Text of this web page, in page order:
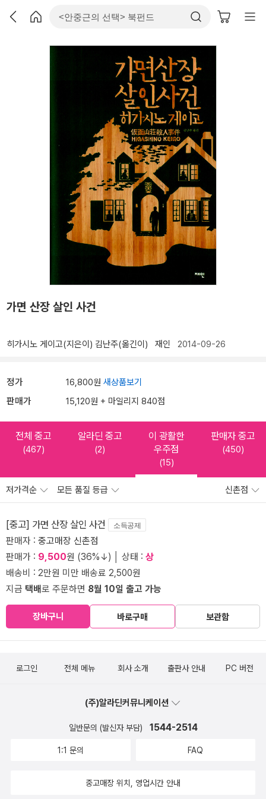
가면 산장 살인 사건
히가시노 게이고(지은이) 김난주(옮긴이) 재인 2014-09-26
정가 16,800원 새상품보기
판매가 15,120원 + 마일리지 840점
전체 중고
(467)
알라딘 중고
(2)
이 광활한
우주점
(15)
판매자 중고
(450)
저가격순 모든 품질 등급 신촌점
[중고] 가면 산장 살인 사건 소득공제
판매자 : 중고매장 신촌점
판매가 : 9,500원 (36%↓) │ 상태 : 상
배송비 : 2만원 미만 배송료 2,500원
지금 택배로 주문하면 8월 10일 출고 가능
장바구니 바로구매 보관함
로그인 전체 메뉴 회사 소개 출판사 안내 PC 버전
(주)알라딘커뮤니케이션
일반문의 (발신자 부담) 1544-2514
1:1 문의 FAQ
중고매장 위치, 영업시간 안내